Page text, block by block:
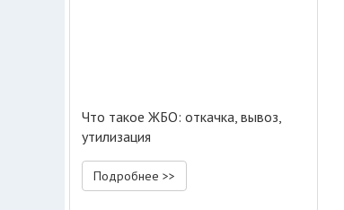
Что такое ЖБО: откачка, вывоз,
утилизация
Подробнее >>